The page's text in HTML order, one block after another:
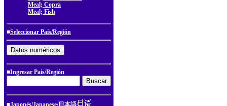
Meal; Copra
Meal; Fish
■Seleccionar País/Región
■Ingresar País/Región
■Japonés/Japanese/日本語/